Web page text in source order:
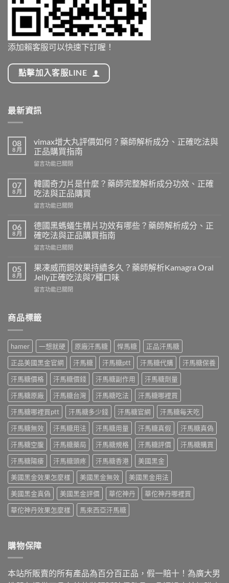
添加賴客服可以快速下訂喔！
點擊加入客服LINE
最新資訊
08
8 月
vimax增大丸評價如何？藥師解析成分、正確吃法與
正品購買指南
在
增
大
丸
評
如
何？
藥
師
析
成
正
法
購
買
指
南〉
中
留言功能已關閉
07
8 月
韓國奇力片是什麼？藥師完整解析成分功效、正確
吃法與正品購買
在
國
奇
力
片
什
麼？
師
解
功
效、
正
確
吃
法
與
正
品
購
買〉
中
留言功能已關閉
06
8 月
德國黑螞蟻生精片功效有哪些？藥師解析成分、正
確吃法與正品購買指南
在
國
黑
螞
蟻
片
有
哪
些？
藥
師
解
析
成
分、
正
確
吃
法
與
正
品
購
買
指
南〉
中
留言功能已關閉
05
8 月
果凍威而鋼效果持續多久？藥師解析Kamagra Oral
Jelly正確吃法與7種口味
在
威
而
效
持
續
多
久？
藥
師
解
析
Kamagra
Oral
Jelly
正
確
吃
法
與
7
種
口
留言功能已關閉
商品標籤
hamer 一想就硬 原廠汗馬糖 悍馬糖
正品汗馬糖
正品美國黑金官網
汗馬糖 汗馬糖ptt 汗馬糖代購
汗馬糖保養
汗馬糖價格
汗馬糖價錢 汗馬糖副作用
汗馬糖劑量
汗馬糖原廠
汗馬糖台灣 汗馬糖吃法
汗馬糖哪裡買
汗馬糖哪裡買ptt
汗馬糖多少錢 汗馬糖官網
汗馬糖每天吃
汗馬糖無效
汗馬糖用法 汗馬糖用量 汗馬糖真假
汗馬糖真偽
汗馬糖空腹
汗馬糖藥局 汗馬糖規格 汗馬糖評價
汗馬糖購買
汗馬糖陽痿
汗馬糖頭疼 汗馬糖香港
美國黑金
美國黑金效果怎麼樣
美國黑金無效
美國黑金用法
美國黑金真偽
美國黑金評價 華佗神丹
華佗神丹哪裡買
華佗神丹效果怎麼樣
馬來西亞汗馬糖
購物保障
本站所販賣的所有產品為百分百正品，假一賠十！為廣大男